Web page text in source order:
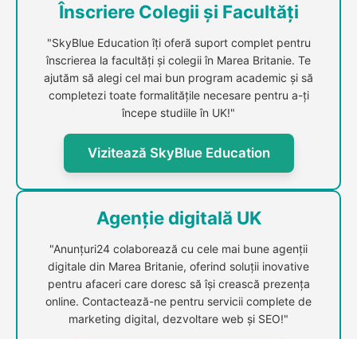
Înscriere Colegii și Facultăți
"SkyBlue Education îți oferă suport complet pentru
înscrierea la facultăți și colegii în Marea Britanie. Te
ajutăm să alegi cel mai bun program academic și să
completezi toate formalitățile necesare pentru a-ți
începe studiile în UK!"
Vizitează SkyBlue Education
Agenție digitală UK
"Anunțuri24 colaborează cu cele mai bune agenții
digitale din Marea Britanie, oferind soluții inovative
pentru afaceri care doresc să își crească prezența
online. Contactează-ne pentru servicii complete de
marketing digital, dezvoltare web și SEO!"